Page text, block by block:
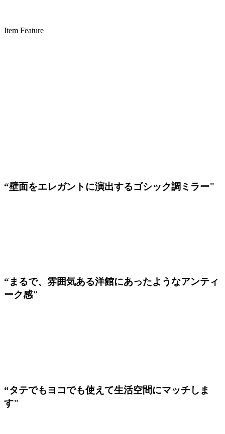
Item Feature
“壁面をエレガントに演出するゴシック調ミラー"
“まるで、雰囲気ある洋館にあったようなアンティ
ーク感"
“タテでもヨコでも使えて生活空間にマッチしま
す"